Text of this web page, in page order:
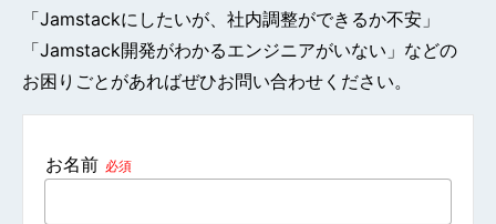
「Jamstackにしたいが、社内調整ができるか不安」
「Jamstack開発がわかるエンジニアがいない」などの
お困りごとがあればぜひお問い合わせください。
お名前 必須